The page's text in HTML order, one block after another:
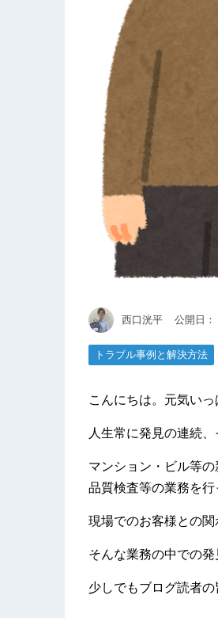
西口洸平 公開日：
トラブル事例と解決方法
こんにちは。元気い
人生常に発見の連続、
マンション・ビル等
品質検査等の業務を行
現場でのお客様との関
そんな業務の中での発
少しでもブログ読者